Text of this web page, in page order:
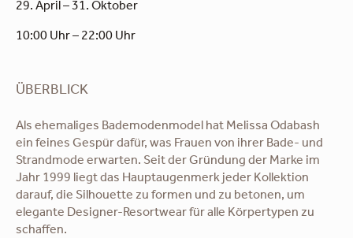
29. April – 31. Oktober
10:00 Uhr – 22:00 Uhr
ÜBERBLICK
Als ehemaliges Bademodenmodel hat Melissa Odabash
ein feines Gespür dafür, was Frauen von ihrer Bade- und
Strandmode erwarten. Seit der Gründung der Marke im
Jahr 1999 liegt das Hauptaugenmerk jeder Kollektion
darauf, die Silhouette zu formen und zu betonen, um
elegante Designer-Resortwear für alle Körpertypen zu
schaffen.